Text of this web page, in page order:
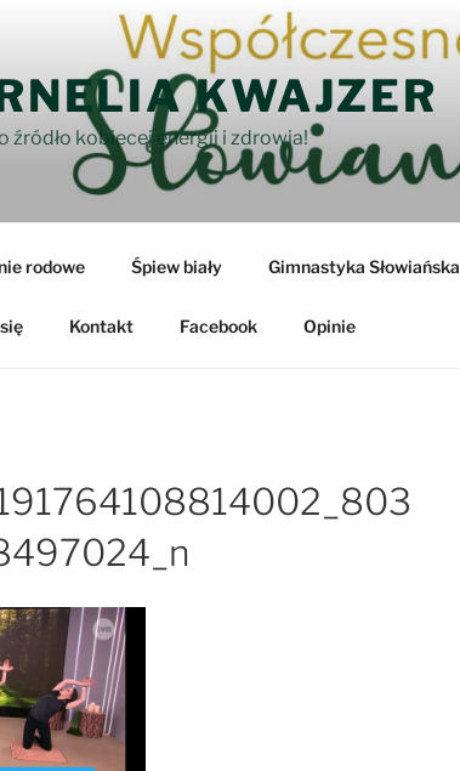
KWAJZER
źródło kobiecej energii i zdrowia!
rodowe Śpiew biały Gimnastyka Słowiańska
Kontakt Facebook Opinie